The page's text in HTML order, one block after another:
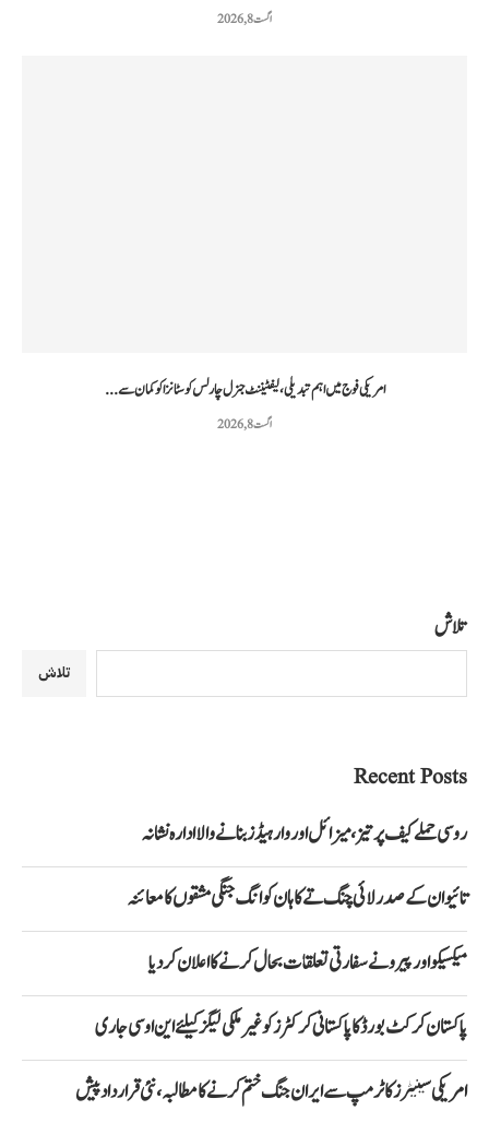
اگست 8, 2026
امریکی فوج میں اہم تبدیلی، لیفٹیننٹ جنرل چارلس کوسٹانزا کو کمان سے...
اگست 8, 2026
تلاش
تلاش
Recent Posts
روسی حملے کیف پر تیز، میزائل اور وار ہیڈز بنانے والا ادارہ نشانہ
تائیوان کے صدر لائی چنگ تے کا ہان کوانگ جنگی مشقوں کا معائنہ
میکسیکو اور پیرو نے سفارتی تعلقات بحال کرنے کا اعلان کر دیا
پاکستان کرکٹ بورڈ کا پاکستانی کرکٹرز کو غیر ملکی لیگز کیلئے این او سی جاری
امریکی سینیٹرز کا ٹرمپ سے ایران جنگ ختم کرنے کا مطالبہ، نئی قرارداد پیش